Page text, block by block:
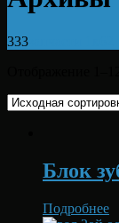
333
Блок
Подробнее